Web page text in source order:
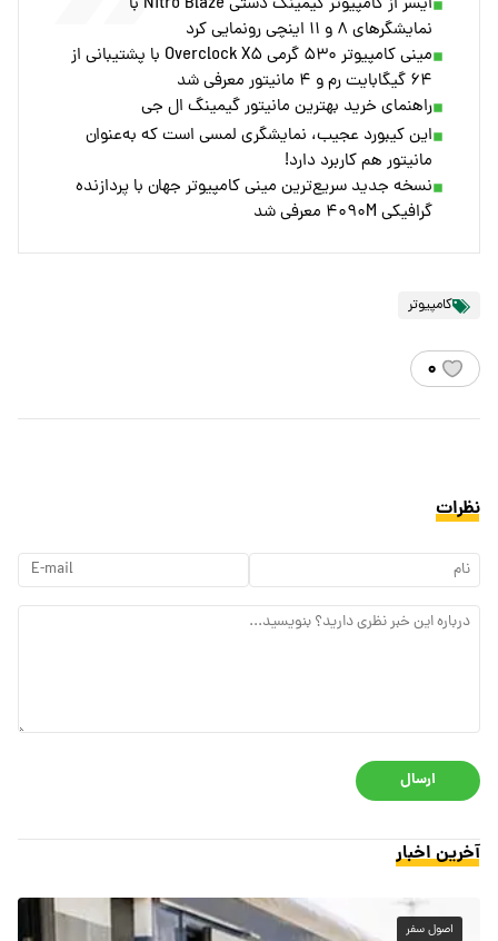
ایسر از کامپیوتر گیمینگ دستی Nitro Blaze با
نمایشگرهای ۸ و ۱۱ اینچی رونمایی کرد
مینی کامپیوتر ۵۳۰ گرمی Overclock X۵ با پشتیبانی از
۶۴ گیگابایت رم و ۴ مانیتور معرفی شد
راهنمای خرید بهترین مانیتور گیمینگ ال جی
این کیبورد عجیب، نمایشگری لمسی است که به‌عنوان
مانیتور هم کاربرد دارد!
نسخه جدید سریع‌ترین مینی کامپیوتر جهان با پردازنده
گرافیکی ۴۰۹۰M معرفی شد
کامپیوتر
۰
نظرات
ارسال
آخرین اخبار
اصول سفر